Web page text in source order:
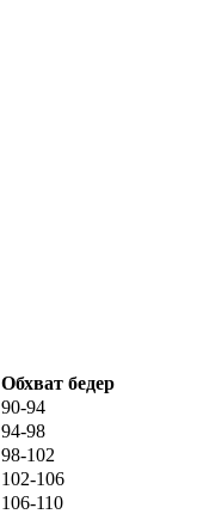
Обхват бедер
90-94
94-98
98-102
102-106
106-110